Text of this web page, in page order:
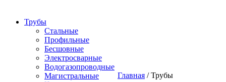
Трубы
Стальные
Профильные
Бесшовные
Электросварные
Водогазопроводные
Магистральные
Главная /Трубы